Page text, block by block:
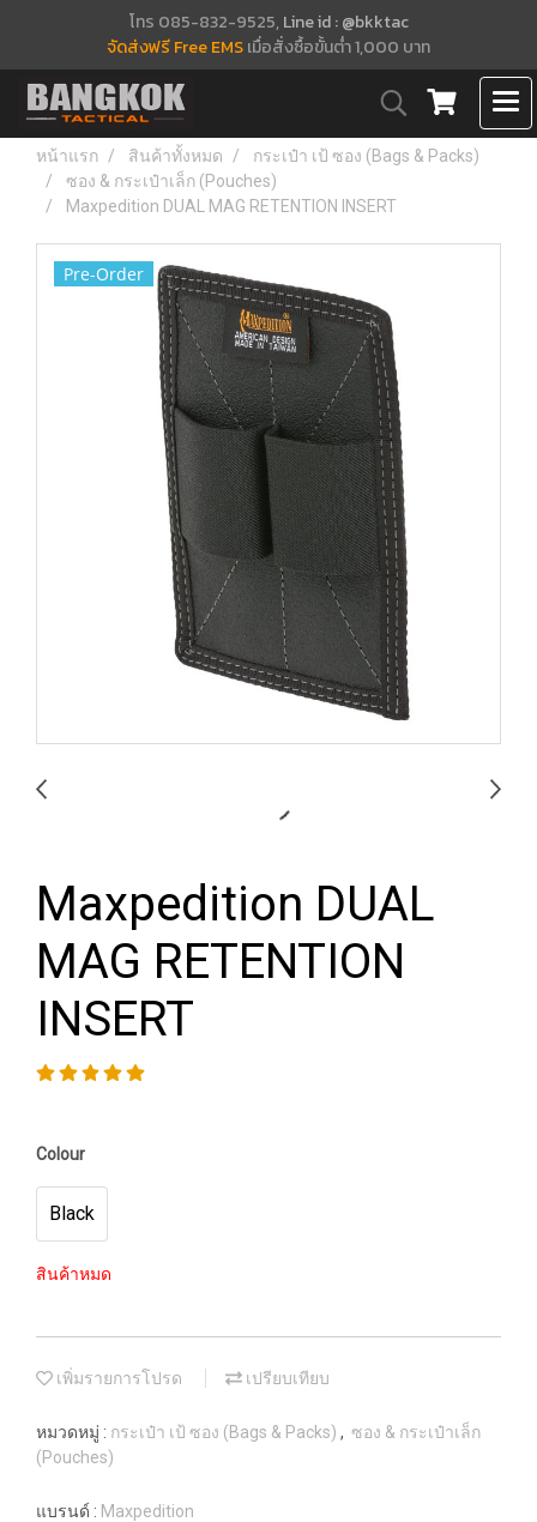
โทร 085-832-9525, Line id : @bkktac
จัดส่งฟรี Free EMSเมื่อสั่งซื้อขั้นต่ำ 1,000 บาท
หน้าแรก สินค้าทั้งหมด
กระเป๋า เป้ ซอง (Bags & Packs)
ซอง & กระเป๋าเล็ก (Pouches)
Maxpedition DUAL MAG RETENTION INSERT
Pre-Order
Maxpedition DUAL
MAG RETENTION
INSERT
Colour
Black
สินค้าหมด
เพิ่มรายการโปรด เปรียบเทียบ
หมวดหมู่ : กระเป๋า เป้ ซอง (Bags & Packs) , ซอง & กระเป๋าเล็ก
(Pouches)
แบรนด์ : Maxpedition